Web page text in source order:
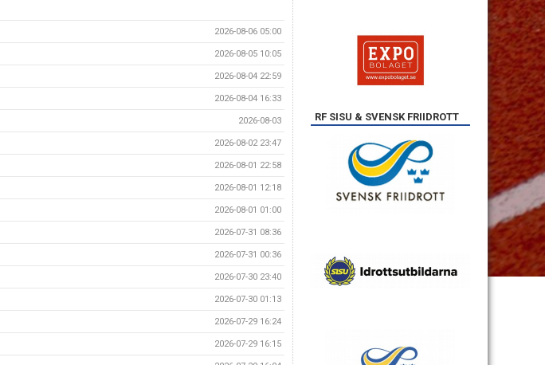
2026-08-06 05:00
2026-08-05 10:05
2026-08-04 22:59
2026-08-04 16:33
2026-08-03
2026-08-02 23:47
2026-08-01 22:58
2026-08-01 12:18
2026-08-01 01:00
2026-07-31 08:36
2026-07-31 00:36
2026-07-30 23:40
2026-07-30 01:13
2026-07-29 16:24
2026-07-29 16:15
RF SISU & SVENSK FRIIDROTT